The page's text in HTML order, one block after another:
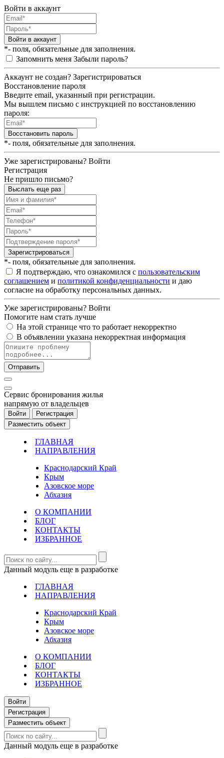
Войти в аккаунт
Войти в аккаунт
*- поля, обязательные для заполнения.
Запомнить меня Забыли пароль?
Аккаунт не создан? Зарегистрироваться
Восстановление пароля
Введите email, указанный при регистрации.
Мы вышлем письмо с инструкцией по восстановлению
пароля:
Восстановить пароль
*- поля, обязательные для заполнения.
Уже зарегистрированы? Войти
Регистрация
Не пришло письмо?
Выслать еще раз
Зарегистрироваться
*- поля, обязательные для заполнения.
Я подтверждаю, что ознакомился с пользовательским
соглашением и политикой конфиденциальности и даю
согласие на обработку персональных данных.
Уже зарегистрированы? Войти
Помогите нам стать лучше
На этой странице что то работает некорректно
В объявлении указана некорректная информация
Отправить
Cервис бронирования жилья
напрямую от владельцев
Войти
Регистрация
Разместить объект
ГЛАВНАЯ
НАПРАВЛЕНИЯ
Краснодарский Край
Крым
Азовское море
Абхазия
О КОМПАНИИ
БЛОГ
КОНТАКТЫ
ИЗБРАННОЕ
Данный модуль еще в разработке
ГЛАВНАЯ
НАПРАВЛЕНИЯ
Краснодарский Край
Крым
Азовское море
Абхазия
О КОМПАНИИ
БЛОГ
КОНТАКТЫ
ИЗБРАННОЕ
Войти
Регистрация
Разместить объект
Данный модуль еще в разработке